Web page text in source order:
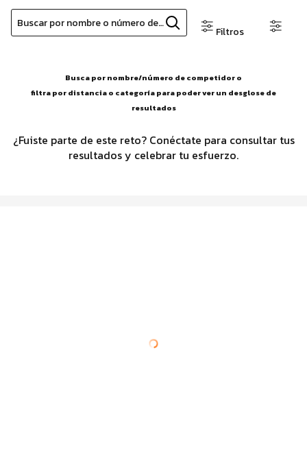
Buscar por nombre o número de competidor
Filtros
Busca por nombre/número de competidor o
filtra por distancia o categoría para poder ver un desglose de
resultados
¿Fuiste parte de este reto? Conéctate para consultar tus
resultados y celebrar tu esfuerzo.